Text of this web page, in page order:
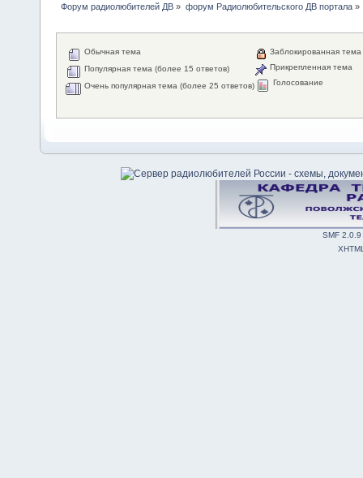
Форум радиолюбителей ДВ » форум Радиолюбительского ДВ портала»
Обычная тема
Популярная тема (более 15 ответов)
Очень популярная тема (более 25 ответов)
Заблокированная тема
Прикрепленная тема
Голосование
SMF 2.0.9